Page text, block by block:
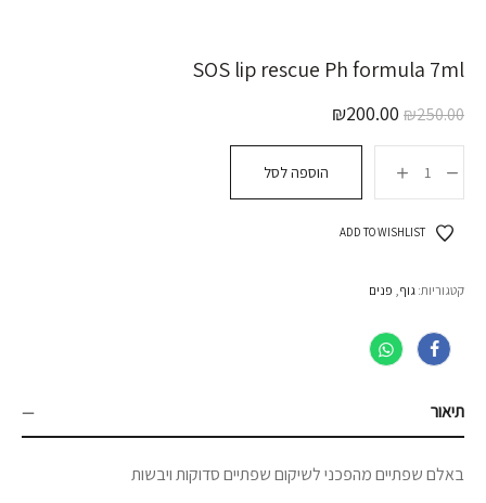
SOS lip rescue Ph formula 7ml
₪250.00
₪200.00
הוספה לסל
ADD TO WISHLIST
קטגוריות: גוף, פנים
תיאור
באלם שפתיים מהפכני לשיקום שפתיים סדוקות ויבשות